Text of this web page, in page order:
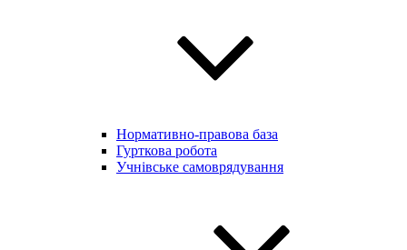
Нормативно-правова база
Гурткова робота
Учнівське самоврядування